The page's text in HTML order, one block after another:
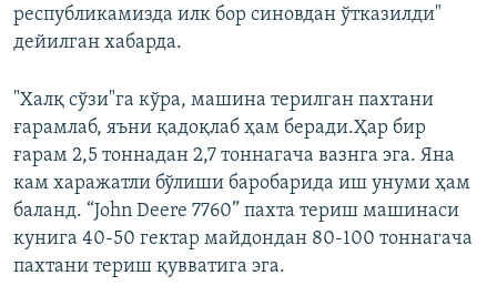
республикамизда илк бор синовдан ўтказилди"
дейилган хабарда.
"Халқ сўзи"га кўра, машина терилган пахтани
ғарамлаб, яъни қадоқлаб ҳам беради.Ҳар бир
ғарам 2,5 тоннадан 2,7 тоннагача вазнга эга. Яна
кам харажатли бўлиши баробарида иш унуми ҳам
баланд. “John Deere 7760” пахта териш машинаси
кунига 40-50 гектар майдондан 80-100 тоннагача
пахтани териш қувватига эга.